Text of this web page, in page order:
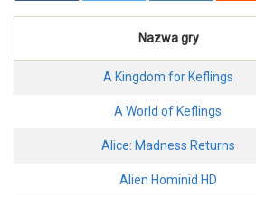
Nazwa gry
A Kingdom for Keflings
A World of Keflings
Alice: Madness Returns
Alien Hominid HD